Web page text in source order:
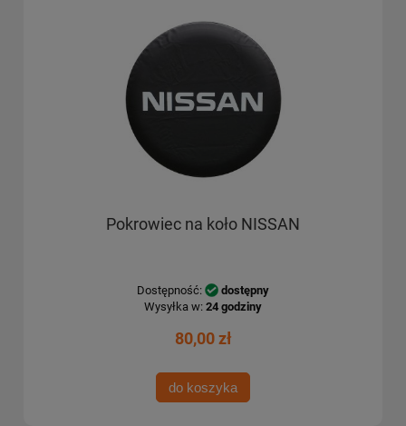
Pokrowiec na koło NISSAN
Dostępność:
dostępny
Wysyłka w: 24 godziny
80,00 zł
do koszyka